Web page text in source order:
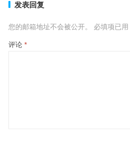
发表回复
您的邮箱地址不会被公开。 必填项已用
评论 *